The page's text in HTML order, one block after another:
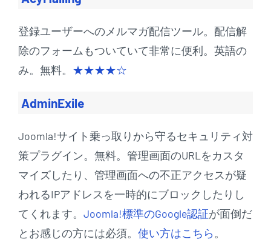
登録ユーザーへのメルマガ配信ツール。配信解
除のフォームもついていて非常に便利。英語の
み。無料。 ★★★★☆
AdminExile
Joomla!サイト乗っ取りから守るセキュリティ対
策プラグイン。無料。管理画面のURLをカスタ
マイズしたり、管理画面への不正アクセスが疑
われるIPアドレスを一時的にブロックしたりし
てくれます。 Joomla!標準のGoogle認証が面倒だ
とお感じの方には必須。 使い方はこちら 。